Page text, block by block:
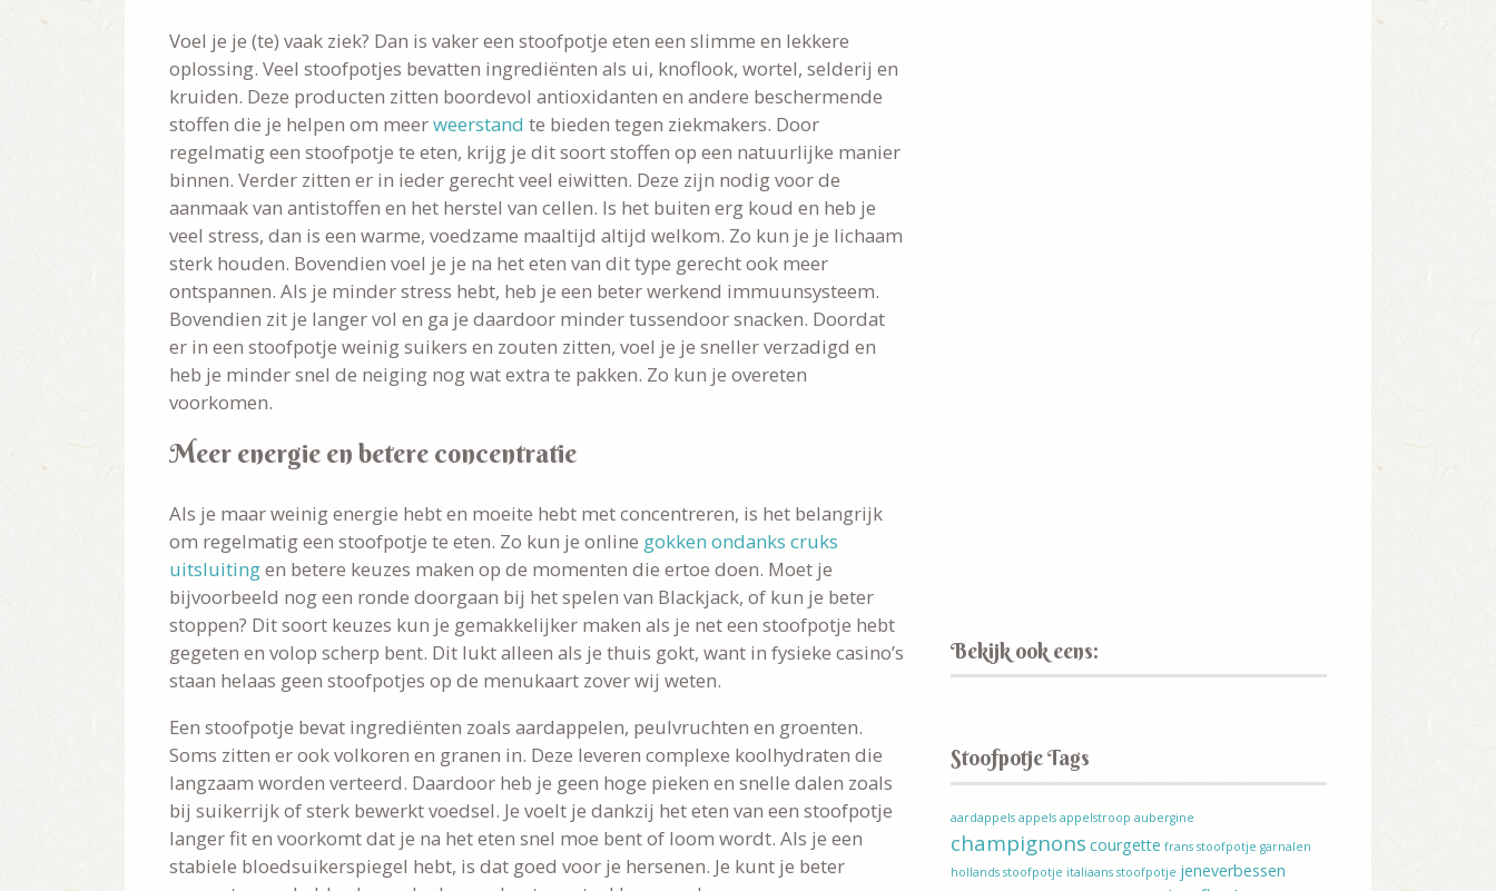
Voel je je (te) vaak ziek? Dan is vaker een stoofpotje eten een slimme en lekkere
oplossing. Veel stoofpotjes bevatten ingrediënten als ui, knoflook, wortel, selderij en
kruiden. Deze producten zitten boordevol antioxidanten en andere beschermende
stoffen die je helpen om meerweerstand te bieden tegen ziekmakers. Door
regelmatig een stoofpotje te eten, krijg je dit soort stoffen op een natuurlijke manier
binnen. Verder zitten er in ieder gerecht veel eiwitten. Deze zijn nodig voor de
aanmaak van antistoffen en het herstel van cellen. Is het buiten erg koud en heb je
veel stress, dan is een warme, voedzame maaltijd altijd welkom. Zo kun je je lichaam
sterk houden. Bovendien voel je je na het eten van dit type gerecht ook meer
ontspannen. Als je minder stress hebt, heb je een beter werkend immuunsysteem.
Bovendien zit je langer vol en ga je daardoor minder tussendoor snacken. Doordat
er in een stoofpotje weinig suikers en zouten zitten, voel je je sneller verzadigd en
heb je minder snel de neiging nog wat extra te pakken. Zo kun je overeten
voorkomen.
Meer energie en betere concentratie
Als je maar weinig energie hebt en moeite hebt met concentreren, is het belangrijk
om regelmatig een stoofpotje te eten. Zo kun je online gokken ondanks cruks
uitsluitingen betere keuzes maken op de momenten die ertoe doen. Moet je
bijvoorbeeld nog een ronde doorgaan bij het spelen van Blackjack, of kun je beter
stoppen? Dit soort keuzes kun je gemakkelijker maken als je net een stoofpotje hebt
gegeten en volop scherp bent. Dit lukt alleen als je thuis gokt, want in fysieke casino’s
staan helaas geen stoofpotjes op de menukaart zover wij weten.
Een stoofpotje bevat ingrediënten zoals aardappelen, peulvruchten en groenten.
Soms zitten er ook volkoren en granen in. Deze leveren complexe koolhydraten die
langzaam worden verteerd. Daardoor heb je geen hoge pieken en snelle dalen zoals
bij suikerrijk of sterk bewerkt voedsel. Je voelt je dankzij het eten van een stoofpotje
langer fit en voorkomt dat je na het eten snel moe bent of loom wordt. Als je een
stabiele bloedsuikerspiegel hebt, is dat goed voor je hersenen. Je kunt je beter
Bekijk ook eens:
Stoofpotje Tags
aardappels appels appelstroop aubergine
champignons courgette frans stoofpotje garnalen
hollands stoofpotje italiaans stoofpotje jeneverbessen